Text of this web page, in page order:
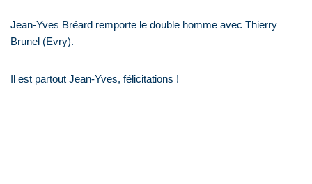
Jean-Yves Bréard remporte le double homme avec Thierry
Brunel (Evry).
Il est partout Jean-Yves, félicitations !